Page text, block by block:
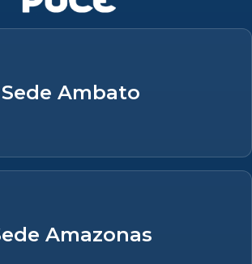
Sede Ambato
Amazonas